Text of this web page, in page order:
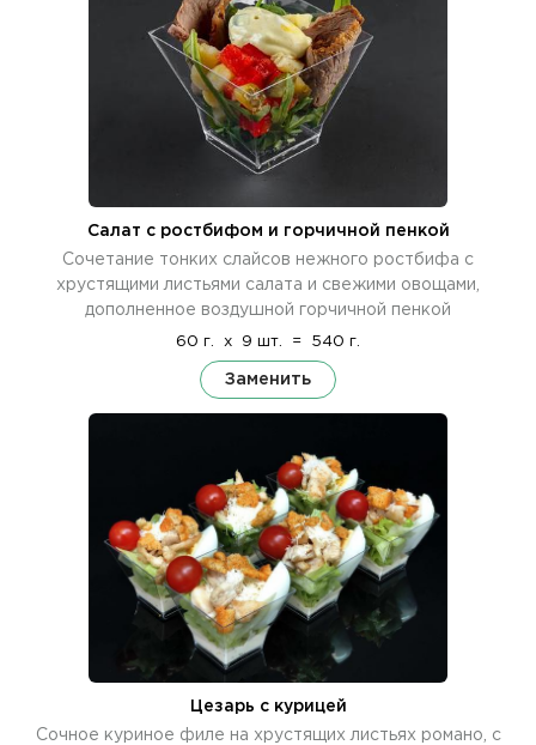
Салат с ростбифом и горчичной пенкой
Сочетание тонких слайсов нежного ростбифа с
хрустящими листьями салата и свежими овощами,
дополненное воздушной горчичной пенкой
60 г. x 9 шт. = 540 г.
Заменить
Цезарь с курицей
Сочное куриное филе на хрустящих листьях романо, с